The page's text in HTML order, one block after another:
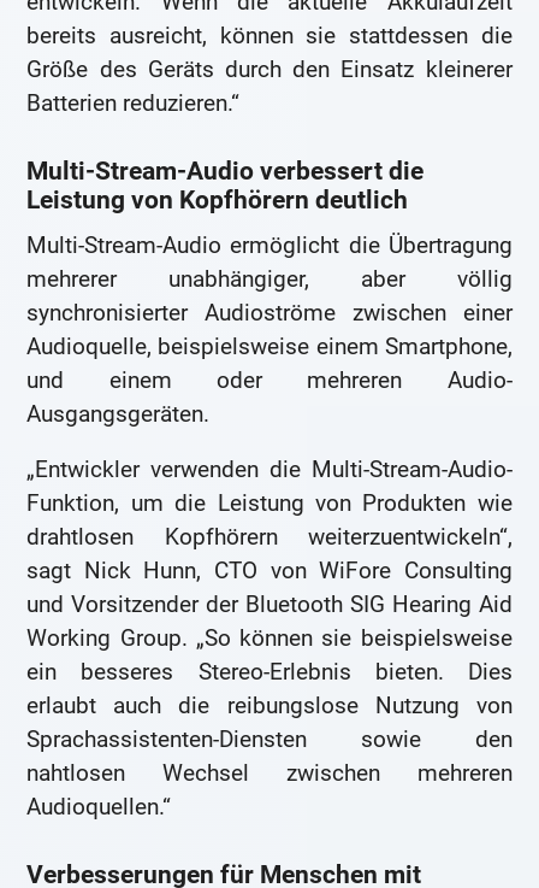
bereits ausreicht, können sie stattdessen die
Größe des Geräts durch den Einsatz kleinerer
Batterien reduzieren.“
Multi-Stream-Audio verbessert die
Leistung von Kopfhörern deutlich
Multi-Stream-Audio ermöglicht die Übertragung
mehrerer unabhängiger, aber völlig
synchronisierter Audioströme zwischen einer
Audioquelle, beispielsweise einem Smartphone,
und einem oder mehreren Audio-
Ausgangsgeräten.
„Entwickler verwenden die Multi-Stream-Audio-
Funktion, um die Leistung von Produkten wie
drahtlosen Kopfhörern weiterzuentwickeln“,
sagt Nick Hunn, CTO von WiFore Consulting
und Vorsitzender der Bluetooth SIG Hearing Aid
Working Group. „So können sie beispielsweise
ein besseres Stereo-Erlebnis bieten. Dies
erlaubt auch die reibungslose Nutzung von
Sprachassistenten-Diensten sowie den
nahtlosen Wechsel zwischen mehreren
Audioquellen.“
Verbesserungen für Menschen mit